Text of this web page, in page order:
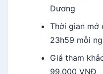
Dương
Thời gian mở
23h59 mỗi
Giá tham
99.000 VNĐ